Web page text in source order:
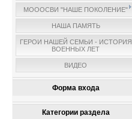
МОООСВИ "НАШЕ ПОКОЛЕНИЕ"
НАША ПАМЯТЬ
ГЕРОИ НАШЕЙ СЕМЬИ - ИСТОРИЯ
ВОЕННЫХ ЛЕТ
ВИДЕО
Форма входа
Категории раздела